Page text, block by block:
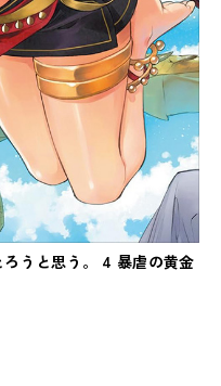
うと思う。 4 暴虐の黄金